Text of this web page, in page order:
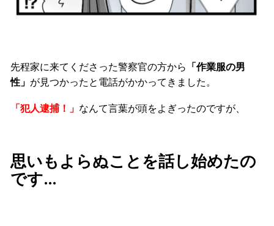
先程家に来てくださった警察官の方から 「作業服の男
性」 が見つかったと電話がかかってきました。
「犯人逮捕！」 なんて言葉が頭をよぎったのですが、
思いもよらぬことを話し始めたの
です…